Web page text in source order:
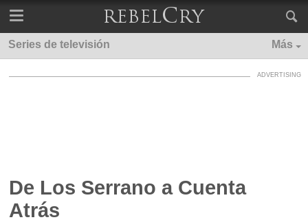
Series de televisión Más
De Los Serrano a Cuenta
Atrás